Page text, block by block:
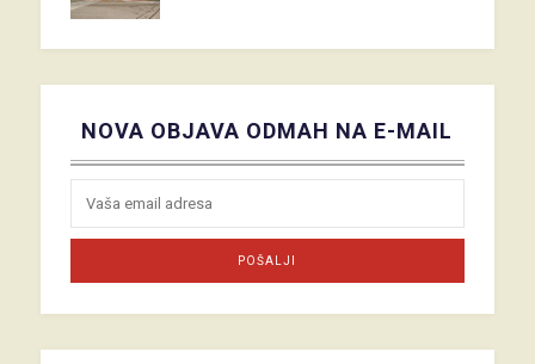
NOVA OBJAVA ODMAH NA E-MAIL